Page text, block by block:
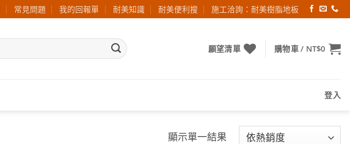
常見問題 我的回報單 耐美知識 耐美便利搜 施工洽詢：耐美樹脂地板
願望清單 購物車 / NT$0
登入
顯示單一結果